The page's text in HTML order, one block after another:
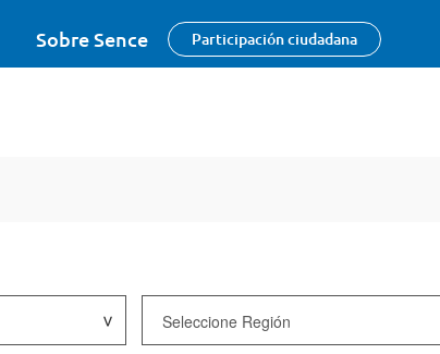
Sobre Sence Participación ciudadana